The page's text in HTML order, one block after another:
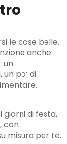
le cose belle.
anche
un
po’ di
giorni di festa,
con
misura per te.